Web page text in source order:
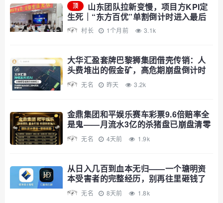
顶
山东团队拉新变慢，项目方KPI定
生死｜“东方百优”单割倒计时进入最后
10天村长 1个月前 3.1k
大华汇盈套牌巴黎狮集团借壳传销：人
头费堆出的假金矿，高危期崩盘倒计时
无名 昨天 3.2k
金鼎集团和平娱乐赛车彩票9.6倍赔率全
是鬼——月流水3亿的杀猪盘已崩盘清零
无名 4天前 1.9k
从日入几百到血本无归——一个瑭明资
本受害者的完整经历，别再往里砸钱了
无名 8天前 1.8k